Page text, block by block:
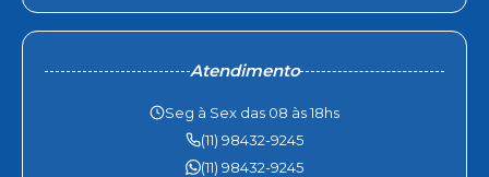
Atendimento
Seg à Sex das 08 às 18hs
(11) 98432-9245
(11) 98432-9245